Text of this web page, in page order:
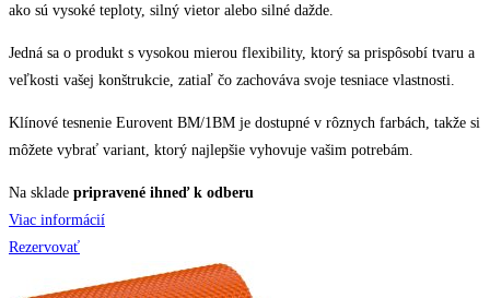
ako sú vysoké teploty, silný vietor alebo silné dažde.
Jedná sa o produkt s vysokou mierou flexibility, ktorý sa prispôsobí tvaru a
veľkosti vašej konštrukcie, zatiaľ čo zachováva svoje tesniace vlastnosti.
Klínové tesnenie Eurovent BM/1BM je dostupné v rôznych farbách, takže si
môžete vybrať variant, ktorý najlepšie vyhovuje vašim potrebám.
Na sklade pripravené ihneď k odberu
Viac informácií
Rezervovať